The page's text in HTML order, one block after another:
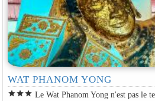
WAT PHANOM YONG
starstarstar Le Wat Phanom Yong n'est pas le